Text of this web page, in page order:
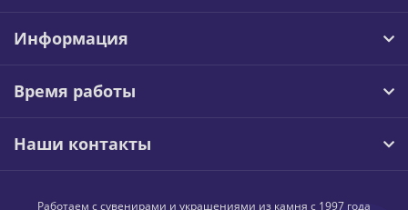
Информация
Время работы
Наши контакты
Работаем с сувенирами и украшениями из камня с 1997 года